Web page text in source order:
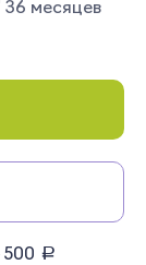
месяцев
руб.